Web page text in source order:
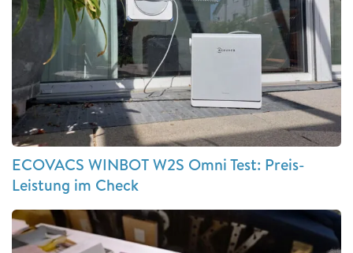
ECOVACS WINBOT W2S Omni Test: Preis-
Leistung im Check